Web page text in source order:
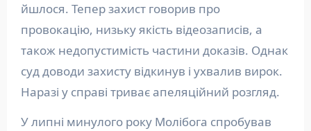
йшлося. Тепер захист говорив про
провокацію, низьку якість відеозаписів, а
також недопустимість частини доказів. Однак
суд доводи захисту відкинув і ухвалив вирок.
Наразі у справі триває апеляційний розгляд.
У липні минулого року Молібога спробував